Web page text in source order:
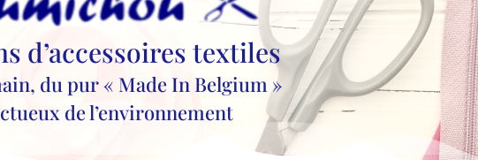
d’accessoires textiles
du pur « Made In Belgium »
de l’environnement